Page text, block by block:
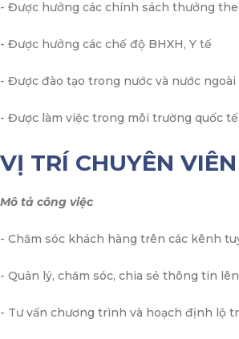
- Được hưởng các chính sách thưởng
- Được hưởng các chế độ BHXH, Y tế
- Được đào tạo trong nước và nước ngoài
- Được làm việc trong môi trường quốc
VỊ TRÍ CHUYÊN
Mô tả công việc
- Chăm sóc khách hàng trên các kênh
- Quản lý, chăm sóc, chia sẻ thông tin
- Tư vấn chương trình và hoạch định lộ